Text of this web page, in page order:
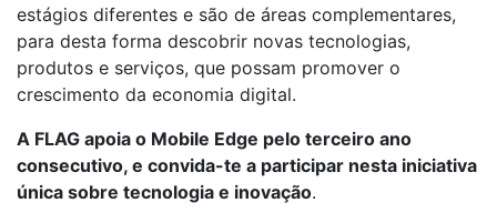
estágios diferentes e são de áreas complementares,
para desta forma descobrir novas tecnologias,
produtos e serviços, que possam promover o
crescimento da economia digital.
A FLAG apoia o Mobile Edge pelo terceiro ano
consecutivo, e convida-te a participar nesta iniciativa
única sobre tecnologia e inovação.